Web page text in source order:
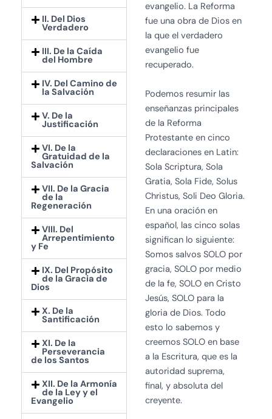
II. Del Dios
Verdadero
III. De la Caída
del Hombre
IV. Del Camino de
la Salvación
V. De la
Justificación
VI. De la
Gratuidad de la
Salvación
VII. De la Gracia
de la
Regeneración
VIII. Del
Arrepentimiento
y Fe
IX. Del Propósito
de la Gracia de
Dios
X. De la
Santificación
XI. De la
Perseverancia
de los Santos
XII. De la Armonía
de la Ley y el
Evangelio
evangelio. La Reforma
fue una obra de Dios en
la que el verdadero
evangelio fue
recuperado.
Podemos resumir las
enseñanzas principales
de la Reforma
Protestante en cinco
declaraciones en Latin:
Sola Scriptura, Sola
Gratia, Sola Fide, Solus
Christus, Soli Deo Gloria.
En una oración en
español, las cinco solas
significan lo siguiente:
Somos salvos SOLO por
gracia, SOLO por medio
de la fe, SOLO en Cristo
Jesús, SOLO para la
gloria de Dios. Todo
esto lo sabemos y
creemos SOLO en base
a la Escritura, que es la
autoridad suprema,
final, y absoluta del
creyente.